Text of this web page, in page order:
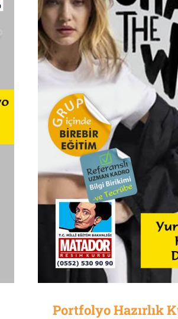
Portfolyo Hazırlık